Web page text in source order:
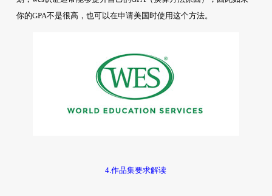
你的GPA不是很高，也可以在申请美国时使用这个方法。
4.作品集要求解读